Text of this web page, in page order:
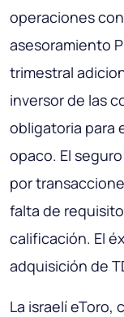
operaciones
asesoramiento
trimestral
inversor de las
obligatoria para
opaco. El
por
falta de
calificación. El
adquisición de
La israelí eToro,